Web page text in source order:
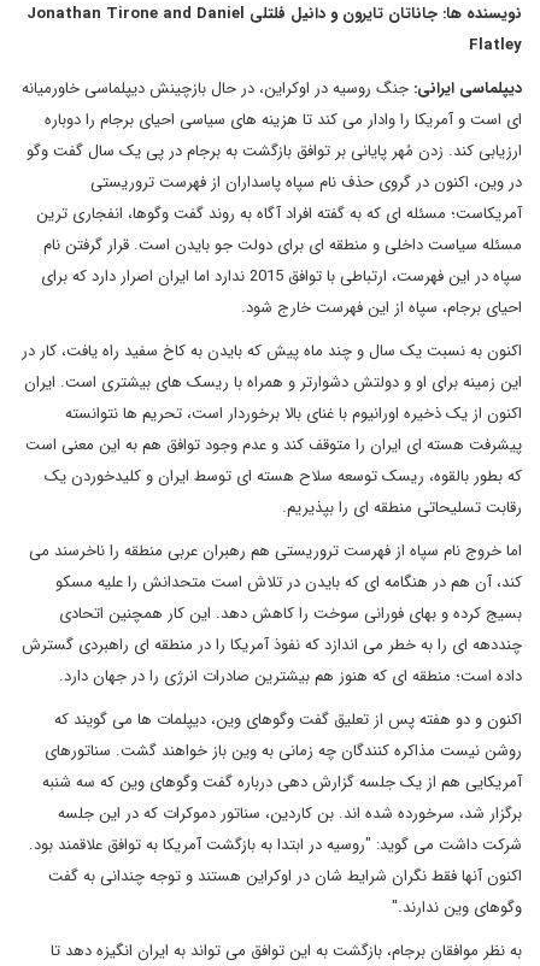
نویسنده ها:
جاناتان تایرون و دانیل فلتلی Jonathan Tirone and Daniel
Flatley
دیپلماسی ایرانی: جنگ روسیه در اوکراین، در حال بازچینش دیپلماسی خاورمیانه
ای است و آمریکا را وادار می کند تا هزینه های سیاسی احیای برجام را دوباره
ارزیابی کند. زدن مُهر پایانی بر توافق بازگشت به برجام در پی یک سال گفت وگو
در وین، اکنون در گروی حذف نام سپاه پاسداران از فهرست تروریستی
آمریکاست؛ مسئله ای که به گفته افراد آگاه به روند گفت وگوها، انفجاری ترین
مسئله سیاست داخلی و منطقه ای برای دولت جو بایدن است. قرار گرفتن نام
سپاه در این فهرست، ارتباطی با توافق 2015 ندارد اما ایران اصرار دارد که برای
احیای برجام، سپاه از این فهرست خارج شود.
اکنون به نسبت یک سال و چند ماه پیش که بایدن به کاخ سفید راه یافت، کار در
این زمینه برای او و دولتش دشوارتر و همراه با ریسک های بیشتری است. ایران
اکنون از یک ذخیره اورانیوم با غنای بالا برخوردار است، تحریم ها نتوانسته
پیشرفت هسته ای ایران را متوقف کند و عدم وجود توافق هم به این معنی است
که بطور بالقوه، ریسک توسعه سلاح هسته ای توسط ایران و کلیدخوردن یک
رقابت تسلیحاتی منطقه ای را بپذیریم.
اما خروج نام سپاه از فهرست تروریستی هم رهبران عربی منطقه را ناخرسند می
کند، آن هم در هنگامه ای که بایدن در تلاش است متحدانش را علیه مسکو
بسیج کرده و بهای فورانی سوخت را کاهش دهد. این کار همچنین اتحادی
چنددهه ای را به خطر می اندازد که نفوذ آمریکا را در منطقه ای راهبردی گسترش
داده است؛ منطقه ای که هنوز هم بیشترین صادرات انرژی را در جهان دارد.
اکنون و دو هفته پس از تعلیق گفت وگوهای وین، دیپلمات ها می گویند که
روشن نیست مذاکره کنندگان چه زمانی به وین باز خواهند گشت. سناتورهای
آمریکایی هم از یک جلسه گزارش دهی درباره گفت وگوهای وین که سه شنبه
برگزار شد، سرخورده شده اند. بن کاردین، سناتور دموکرات که در این جلسه
شرکت داشت می گوید: "روسیه در ابتدا به بازگشت آمریکا به توافق علاقمند بود.
اکنون آنها فقط نگران شرایط شان در اوکراین هستند و توجه چندانی به گفت
وگوهای وین ندارند."
به نظر موافقان برجام، بازگشت به این توافق می تواند به ایران انگیزه دهد تا